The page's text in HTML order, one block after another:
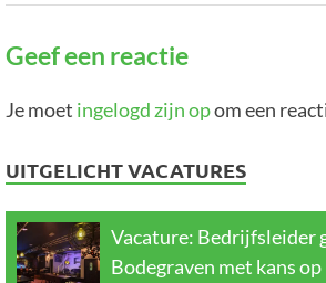
Geef een reactie
Je moet ingelogd zijn opom een
UITGELICHT VACATURES
Vacature: Bedrijfsleider
Bodegraven met kans